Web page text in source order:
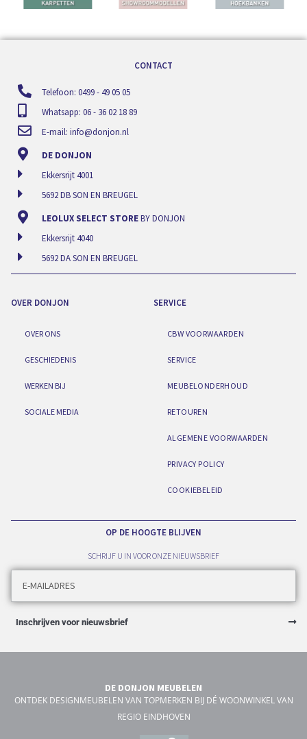
CONTACT
Telefoon: 0499 - 49 05 05
Whatsapp: 06 - 36 02 18 89
E-mail: info@donjon.nl
DE DONJON
Ekkersrijt 4001
5692 DB SON EN BREUGEL
LEOLUX SELECT STOREBY DONJON
Ekkersrijt 4040
5692 DA SON EN BREUGEL
OVER DONJON
OVER ONS
GESCHIEDENIS
WERKEN BIJ
SOCIALE MEDIA
SERVICE
CBW VOORWAARDEN
SERVICE
MEUBELONDERHOUD
RETOUREN
ALGEMENE VOORWAARDEN
PRIVACY POLICY
COOKIEBELEID
OP DE HOOGTE BLIJVEN
SCHRIJF U IN VOOR ONZE NIEUWSBRIEF
Inschrijven voor nieuwsbrief
DE DONJON MEUBELEN
ONTDEK DESIGNMEUBELEN VAN TOPMERKEN BIJ DÉ WOONWINKEL VAN
REGIO EINDHOVEN